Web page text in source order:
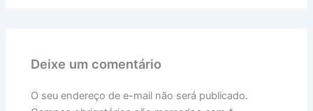
Deixe um comentário
O seu endereço de e-mail não será publicado.